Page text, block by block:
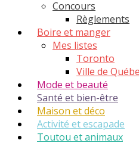
Concours
Règlements
Boire et manger
Mes listes
Toronto
Ville de
Mode et beauté
Santé et bien-être
Maison et déco
Activité et escapade
Toutou et animaux